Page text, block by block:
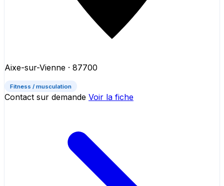
Aixe-sur-Vienne · 87700
Fitness / musculation
Contact sur demande Voir la fiche